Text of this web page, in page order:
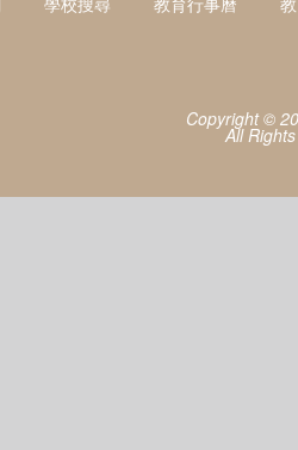
Copyright ©
All